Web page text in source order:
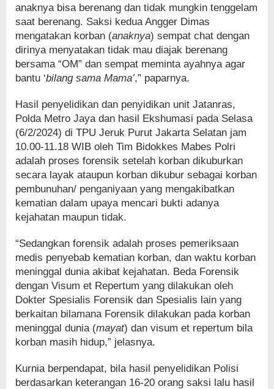
anaknya bisa berenang dan tidak mungkin tenggelam
saat berenang. Saksi kedua Angger Dimas
mengatakan korban (anaknya) sempat chat dengan
dirinya menyatakan tidak mau diajak berenang
bersama “OM” dan sempat meminta ayahnya agar
bantu ‘bilang sama Mama’,” paparnya.
Hasil penyelidikan dan penyidikan unit Jatanras,
Polda Metro Jaya dan hasil Ekshumasi pada Selasa
(6/2/2024) di TPU Jeruk Purut Jakarta Selatan jam
10.00-11.18 WIB oleh Tim Bidokkes Mabes Polri
adalah proses forensik setelah korban dikuburkan
secara layak ataupun korban dikubur sebagai korban
pembunuhan/ penganiyaan yang mengakibatkan
kematian dalam upaya mencari bukti adanya
kejahatan maupun tidak.
“Sedangkan forensik adalah proses pemeriksaan
medis penyebab kematian korban, dan waktu korban
meninggal dunia akibat kejahatan. Beda Forensik
dengan Visum et Repertum yang dilakukan oleh
Dokter Spesialis Forensik dan Spesialis lain yang
berkaitan bilamana Forensik dilakukan pada korban
meninggal dunia (mayat) dan visum et repertum bila
korban masih hidup,” jelasnya.
Kurnia berpendapat, bila hasil penyelidikan Polisi
berdasarkan keterangan 16-20 orang saksi lalu hasil